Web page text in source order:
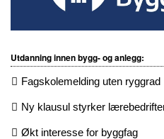
Utdanning innen bygg- og anlegg:
Fagskolemelding uten ryggrad
Ny klausul styrker
Økt interesse for byggfag